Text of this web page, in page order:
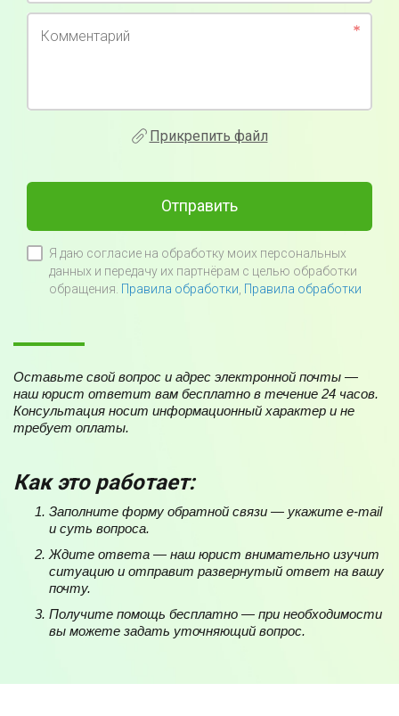
Комментарий
Прикрепить файл
Отправить
Я даю согласие на обработку моих персональных
данных и передачу их партнёрам с целью обработки
обращения. Правила обработки Правила обработки
Оставьте свой вопрос и адрес электронной почты —
наш юрист ответит вам бесплатно в течение 24 часов.
Консультация носит информационный характер и не
требует оплаты.
Как это работает:
Заполните форму обратной связи — укажите e-mail
и суть вопроса.
Ждите ответа — наш юрист внимательно изучит
ситуацию и отправит развернутый ответ на вашу
почту.
Получите помощь бесплатно — при необходимости
вы можете задать уточняющий вопрос.